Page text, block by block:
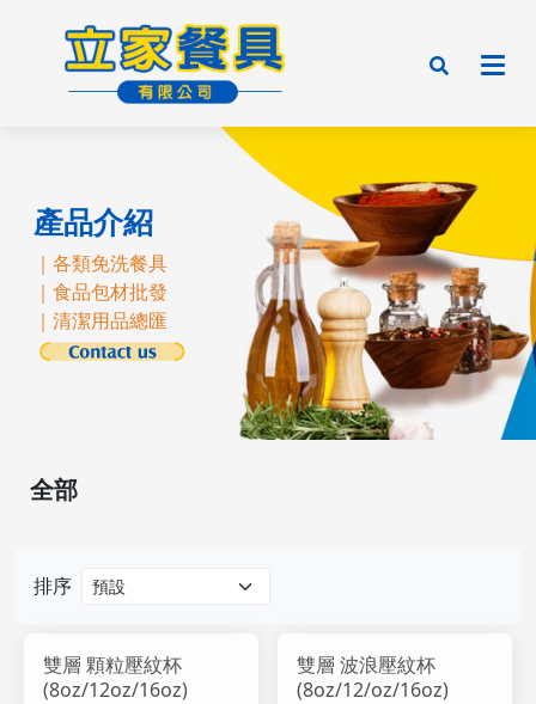
產品介紹
｜各類免洗餐具
｜食品包材批發
｜清潔用品總匯
排序
雙層 顆粒壓紋杯
(8oz/12oz/16oz)
雙層 波浪壓紋杯
(8oz/12/oz/16oz)
全部